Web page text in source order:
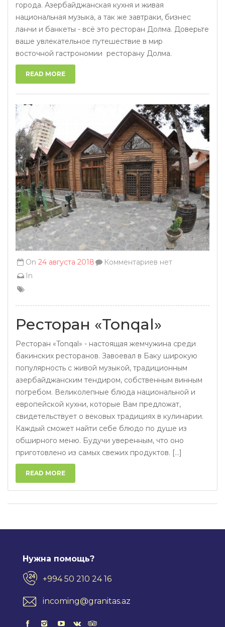
города. Азербайджанская кухня и живая
национальная музыка, а так же завтраки, бизнес
ланчи и банкеты - всё это ресторан Долма. Доверьте
ваше увлекательное путешествие в мир
восточной гастрономии ресторану Долма.
READ MORE
On 24 августа 2018
In
Комментариев нет
Ресторан «Tonqal»
Ресторан «Tonqal» - настоящая жемчужина среди
бакинских ресторанов. Завоевал в Баку широкую
популярность с живой музыкой, традиционным
азербайджанским тендиром, собственным винным
погребом. Великолепные блюда национальной и
европейской кухни, которые Вам предложат,
свидетельствует о вековых традициях в кулинарии.
Каждый сможет найти себе блюдо по душе из
обширного меню. Будучи уверенным, что оно
приготовлено из самых свежих продуктов. [...]
READ MORE
Нужна помощь?
+994 50 210 24 16
incoming@granitas.az